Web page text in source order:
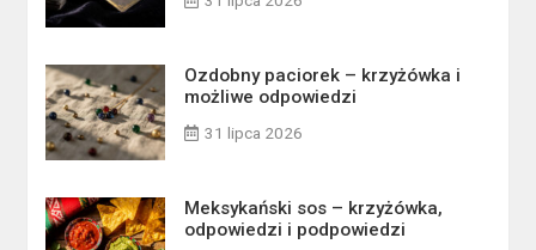
Ozdobny paciorek – krzyżówka i
możliwe odpowiedzi
31 lipca 2026
Meksykański sos – krzyżówka,
odpowiedzi i podpowiedzi